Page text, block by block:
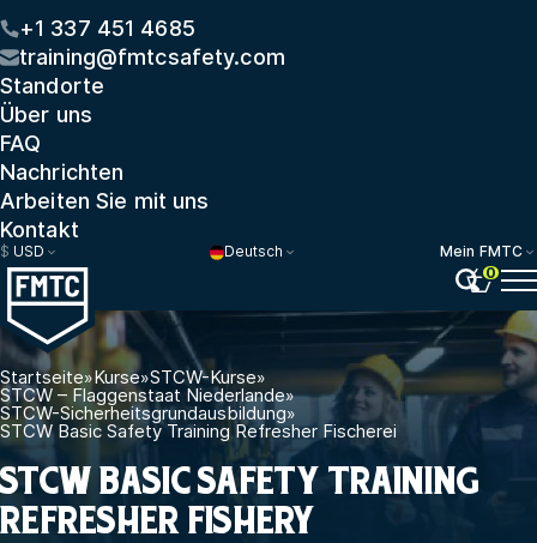
+1 337 451 4685
training@fmtcsafety.com
Standorte
Über uns
FAQ
Nachrichten
Arbeiten Sie mit uns
Kontakt
$ USD Deutsch
Mein FMTC
0
Startseite»Kurse»STCW-Kurse»
STCW – Flaggenstaat Niederlande»
STCW-Sicherheitsgrundausbildung»
STCW Basic Safety Training Refresher Fischerei
STCW BASIC SAFETY TRAINING
REFRESHER FISHERY